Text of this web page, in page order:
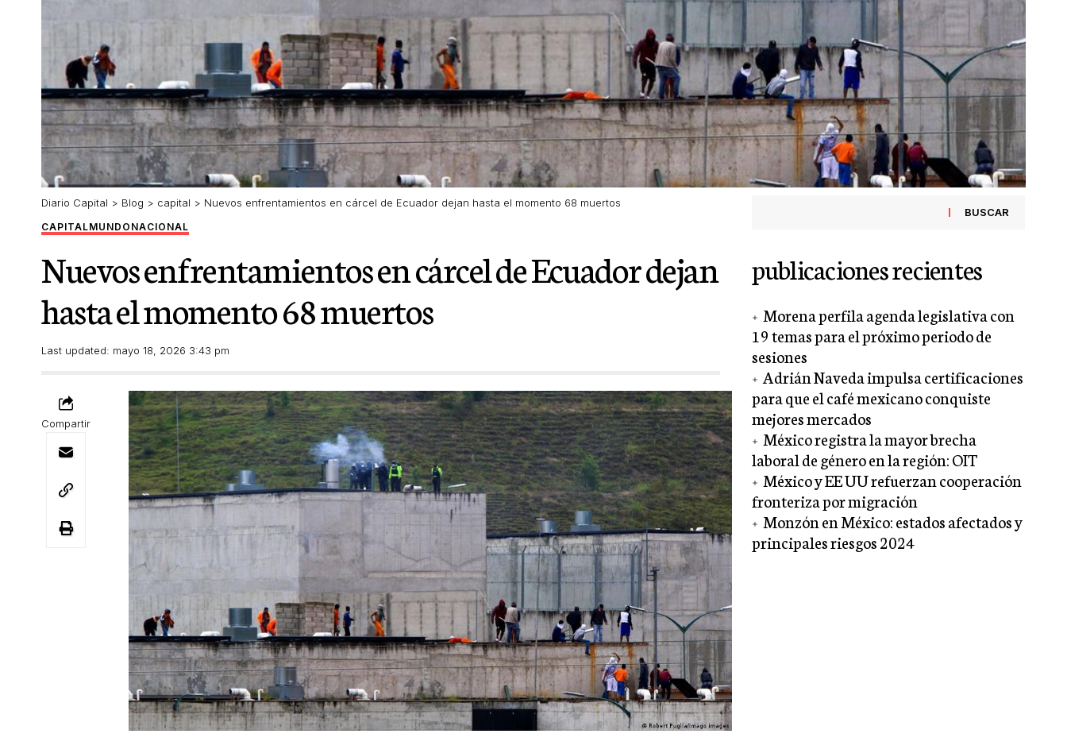
Diario Capital > Blog > capital > Nuevos enfrentamientos en cárcel de Ecuador dejan hasta el momento 68 muertos
CAPITALMUNDO NACIONAL
Nuevos enfrentamientos en cárcel de Ecuador dejan
hasta el momento 68 muertos
Last updated: mayo 18, 2026 3:43 pm
Compartir
BUSCAR
publicaciones recientes
Morena perfila agenda legislativa con
19 temas para el próximo periodo de
sesiones
Adrián Naveda impulsa certificaciones
para que el café mexicano conquiste
mejores mercados
México registra la mayor brecha
laboral de género en la región: OIT
México y EE UU refuerzan cooperación
fronteriza por migración
Monzón en México: estados afectados y
principales riesgos 2024